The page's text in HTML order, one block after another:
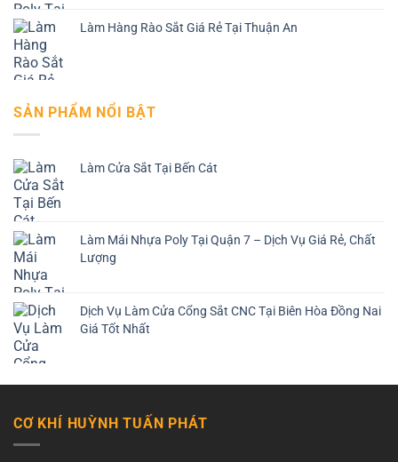
Làm Hàng Rào Sắt Giá Rẻ Tại Thuận An
SẢN PHẨM NỔI BẬT
Làm Cửa Sắt Tại Bến Cát
Làm Mái Nhựa Poly Tại Quận 7 – Dịch Vụ Giá Rẻ, Chất
Lượng
Dịch Vụ Làm Cửa Cổng Sắt CNC Tại Biên Hòa Đồng Nai
Giá Tốt Nhất
CƠ KHÍ HUỲNH TUẤN PHÁT